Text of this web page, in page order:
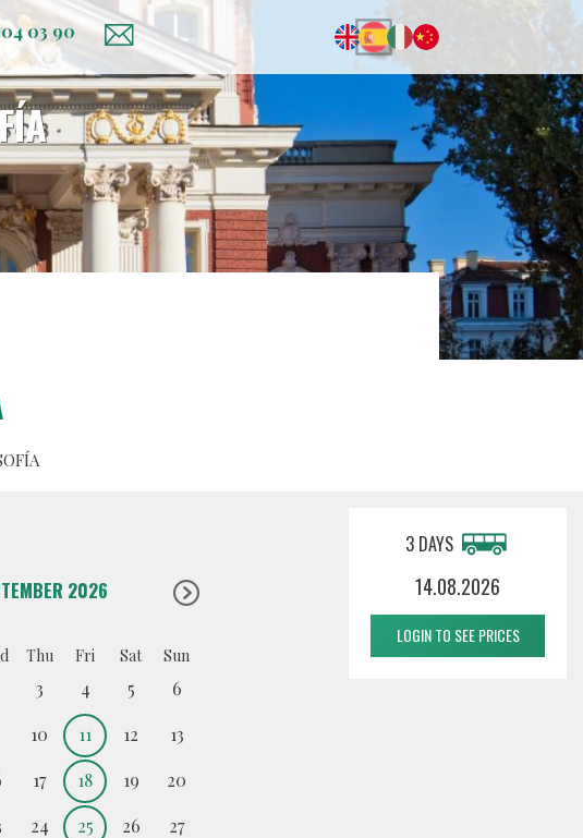
03 90
2026
Thu Fri Sat Sun
3 4 5
6
10 11 12
13
17 18 19
20
24 25 26
27
3 DAYS
14.08.2026
LOGIN TO SEE PRICES